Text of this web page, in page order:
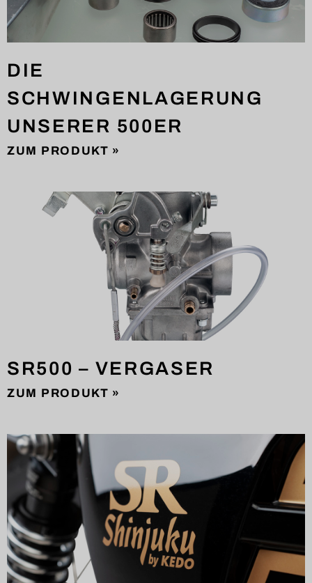
DIE
SCHWINGENLAGERUNG
UNSERER 500ER
ZUM PRODUKT »
SR500 – VERGASER
ZUM PRODUKT »